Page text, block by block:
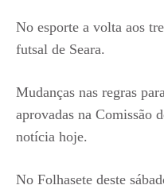
No esporte a volta aos
futsal de Seara.
Mudanças nas regras
aprovadas na Comissão
notícia hoje.
No Folhasete deste